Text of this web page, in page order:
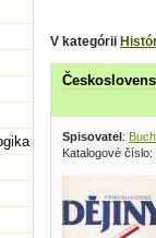
V kategórii
Spisovatel:
Katalogové číslo: